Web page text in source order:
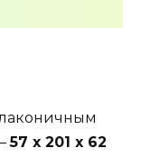
57 х 201 х 62